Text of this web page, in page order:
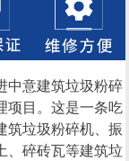
中意建筑垃圾粉碎
项目。这是一条吃
筑垃圾粉碎机、振
、碎砖瓦等建筑垃